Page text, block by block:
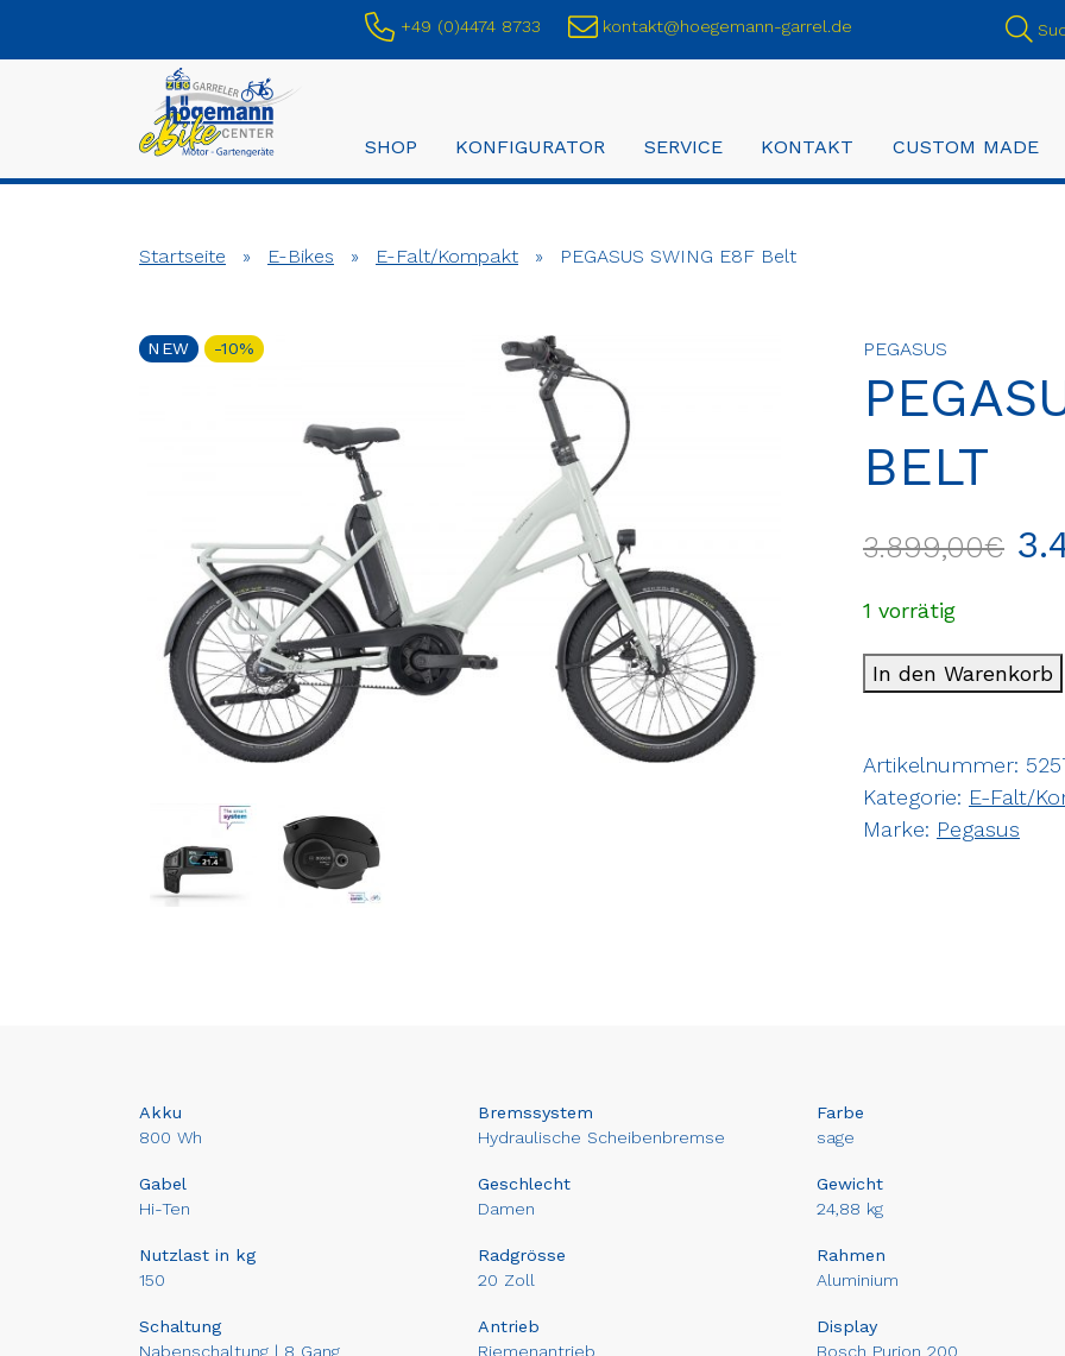
+49 (0)4474 8733 kontakt@hoegemann-garrel.de
SHOP KONFIGURATOR SERVICE KONTAKT CUSTOM MADE
Startseite » E-Bikes » E-Falt/Kompakt » PEGASUS SWING E8F Belt
NEW -10% PEGASUS
BELT
3.899,00€
1 vorrätig
In den Warenkorb
Artikelnummer:
Kategorie: E-Falt/
Marke: Pegasus
Akku
800 Wh
Bremssystem
Hydraulische Scheibenbremse
Farbe
sage
Gabel
Hi-Ten
Geschlecht
Damen
Gewicht
24,88 kg
Nutzlast in kg
150
Radgrösse
20 Zoll
Rahmen
Aluminium
Schaltung
Nabenschaltung | 8 Gang
Antrieb
Riemenantrieb
Display
Bosch Purion 200